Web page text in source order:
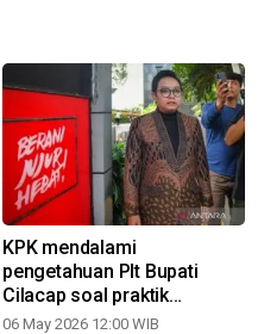
KPK mendalami
pengetahuan Plt Bupati
Cilacap soal praktik
pemerasan
06 May 2026 12:00 WIB